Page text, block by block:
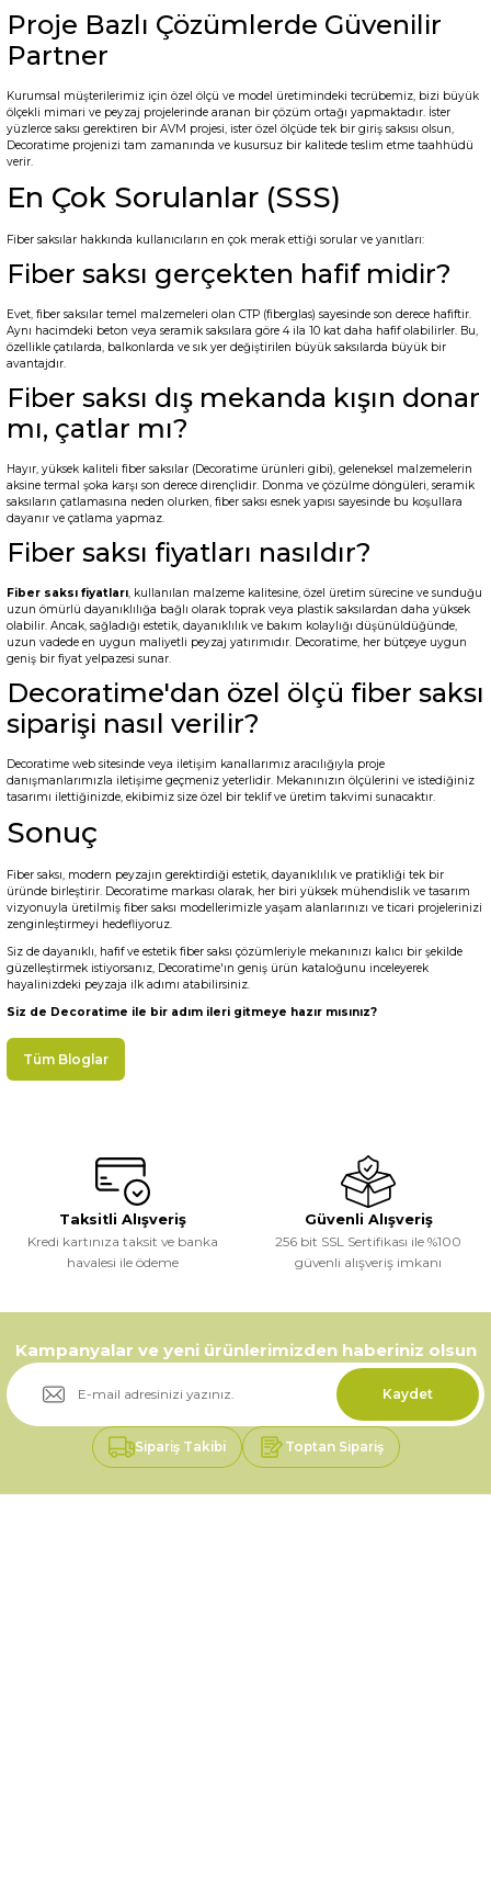
Proje Bazlı Çözümlerde Güvenilir
Partner
Kurumsal müşterilerimiz için özel ölçü ve model üretimindeki tecrübemiz, bizi büyük
ölçekli mimari ve peyzaj projelerinde aranan bir çözüm ortağı yapmaktadır. İster
yüzlerce saksı gerektiren bir AVM projesi, ister özel ölçüde tek bir giriş saksısı olsun,
Decoratime projenizi tam zamanında ve kusursuz bir kalitede teslim etme taahhüdü
verir.
En Çok Sorulanlar (SSS)
Fiber saksılar hakkında kullanıcıların en çok merak ettiği sorular ve yanıtları:
Fiber saksı gerçekten hafif midir?
Evet, fiber saksılar temel malzemeleri olan CTP (fiberglas) sayesinde son derece hafiftir.
Aynı hacimdeki beton veya seramik saksılara göre 4 ila 10 kat daha hafif olabilirler. Bu,
özellikle çatılarda, balkonlarda ve sık yer değiştirilen büyük saksılarda büyük bir
avantajdır.
Fiber saksı dış mekanda kışın donar
mı, çatlar mı?
Hayır, yüksek kaliteli fiber saksılar (Decoratime ürünleri gibi), geleneksel malzemelerin
aksine termal şoka karşı son derece dirençlidir. Donma ve çözülme döngüleri, seramik
saksıların çatlamasına neden olurken, fiber saksı esnek yapısı sayesinde bu koşullara
dayanır ve çatlama yapmaz.
Fiber saksı fiyatları nasıldır?
Fiber saksı fiyatları, kullanılan malzeme kalitesine, özel üretim sürecine ve sunduğu
uzun ömürlü dayanıklılığa bağlı olarak toprak veya plastik saksılardan daha yüksek
olabilir. Ancak, sağladığı estetik, dayanıklılık ve bakım kolaylığı düşünüldüğünde,
uzun vadede en uygun maliyetli peyzaj yatırımıdır. Decoratime, her bütçeye uygun
geniş bir fiyat yelpazesi sunar.
Decoratime'dan özel ölçü fiber saksı
siparişi nasıl verilir?
Decoratime web sitesinde veya iletişim kanallarımız aracılığıyla proje
danışmanlarımızla iletişime geçmeniz yeterlidir. Mekanınızın ölçülerini ve istediğiniz
tasarımı ilettiğinizde, ekibimiz size özel bir teklif ve üretim takvimi sunacaktır.
Sonuç
Fiber saksı, modern peyzajın gerektirdiği estetik, dayanıklılık ve pratikliği tek bir
üründe birleştirir. Decoratime markası olarak, her biri yüksek mühendislik ve tasarım
vizyonuyla üretilmiş fiber saksı modellerimizle yaşam alanlarınızı ve ticari projelerinizi
zenginleştirmeyi hedefliyoruz.
Siz de dayanıklı, hafif ve estetik fiber saksı çözümleriyle mekanınızı kalıcı bir şekilde
güzelleştirmek istiyorsanız, Decoratime'ın geniş ürün kataloğunu inceleyerek
hayalinizdeki peyzaja ilk adımı atabilirsiniz.
Siz de Decoratime ile bir adım ileri gitmeye hazır mısınız?
Tüm Bloglar
Taksitli Alışveriş
Kredi kartınıza taksit ve banka
havalesi ile ödeme
Güvenli Alışveriş
256 bit SSL Sertifikası ile %100
güvenli alışveriş imkanı
Kampanyalar ve yeni ürünlerimizden haberiniz olsun
Kaydet
Sipariş Takibi Toptan Sipariş